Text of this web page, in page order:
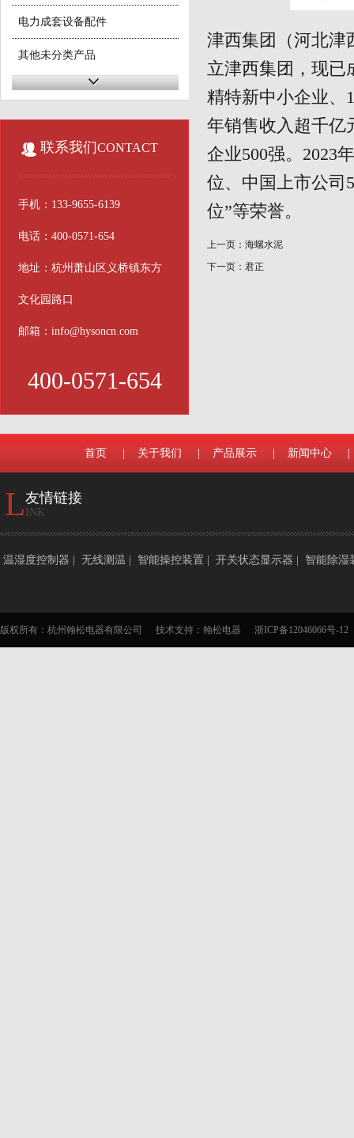
电力成套设备配件
其他未分类产品
联系我们CONTACT
手机：133-9655-6139
电话：400-0571-654
地址：杭州萧山区义桥镇东方
文化园路口
邮箱：info@hysoncn.com
400-0571-654
津西集团（河北津
立津西集团，现已
精特新中小企业、
年销售收入超千亿
企业500强。2023
位、中国上市公司
位”等荣誉。
上一页： 海螺水泥
下一页： 君正
首页 关于我们 产品展示 新闻中心
L友情链接
INK
温湿度控制器 无线测温 智能操控装置 开关状态显示器 智能除湿
版权所有：杭州翰松电器有限公司 技术支持： 翰松电器 浙ICP备12046066号-12